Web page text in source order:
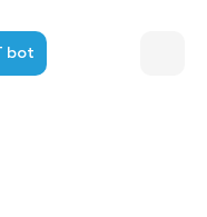
bot